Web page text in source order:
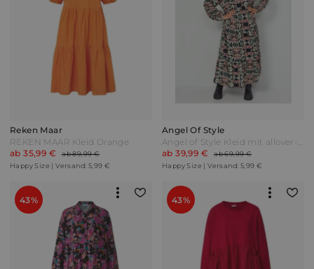
Reken Maar
REKEN MAAR Kleid Orange
ab 35,99 €
ab 89,99 €
Happy Size | Versand: 5,99 €
Angel Of Style
Angel of Style Kleid mit allover-Print Multicolor Bunt
ab 39,99 €
ab 69,99 €
Happy Size | Versand: 5,99 €
43% 43%